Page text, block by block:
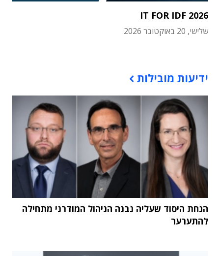
IT FOR IDF 2026
שלישי, 20 באוקטובר 2026
ידיעות מובילות
הנחת היסוד שעליה נבנה הניהול המודרני מתחילה
להתערער